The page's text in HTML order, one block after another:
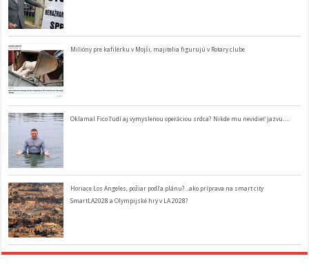
Milióny pre kafilérku v Mojši, majitelia figurujú v Rotary clube
Oklamal Fico ľudí aj vymyslenou operáciou srdca? Nikde mu nevidieť jazvu…
Horiace Los Angeles, požiar podľa plánu? ..ako príprava na smart city
SmartLA2028 a Olympijské hry v LA 2028?